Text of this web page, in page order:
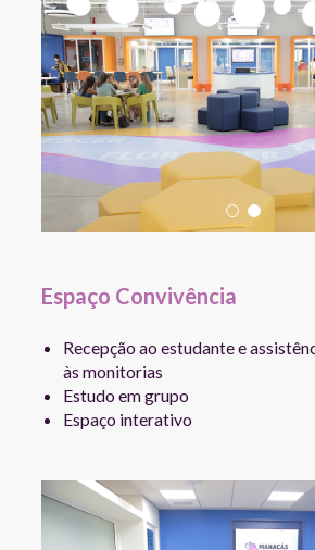
Espaço Convivência
Recepção ao estudante e
às monitorias
Estudo em grupo
Espaço interativo